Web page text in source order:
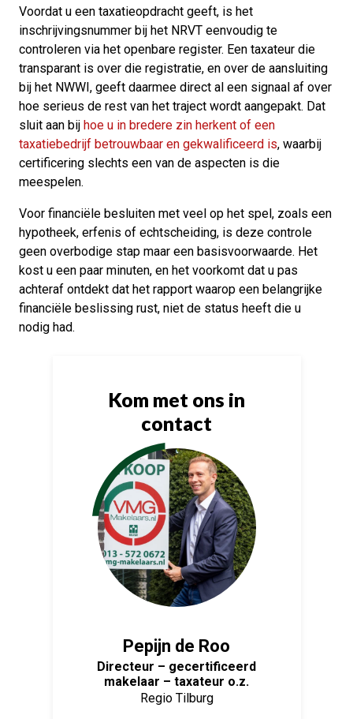
Voordat u een taxatieopdracht geeft, is het
inschrijvingsnummer bij het NRVT eenvoudig te
controleren via het openbare register. Een taxateur die
transparant is over die registratie, en over de aansluiting
bij het NWWI, geeft daarmee direct al een signaal af over
hoe serieus de rest van het traject wordt aangepakt. Dat
sluit aan bij hoe u in bredere zin herkent of een
taxatiebedrijf betrouwbaar en gekwalificeerd is, waarbij
certificering slechts een van de aspecten is die
meespelen.
Voor financiële besluiten met veel op het spel, zoals een
hypotheek, erfenis of echtscheiding, is deze controle
geen overbodige stap maar een basisvoorwaarde. Het
kost u een paar minuten, en het voorkomt dat u pas
achteraf ontdekt dat het rapport waarop een belangrijke
financiële beslissing rust, niet de status heeft die u
nodig had.
Kom met ons in
contact
Pepijn de Roo
Directeur – gecertificeerd
makelaar – taxateur o.z.
Regio Tilburg